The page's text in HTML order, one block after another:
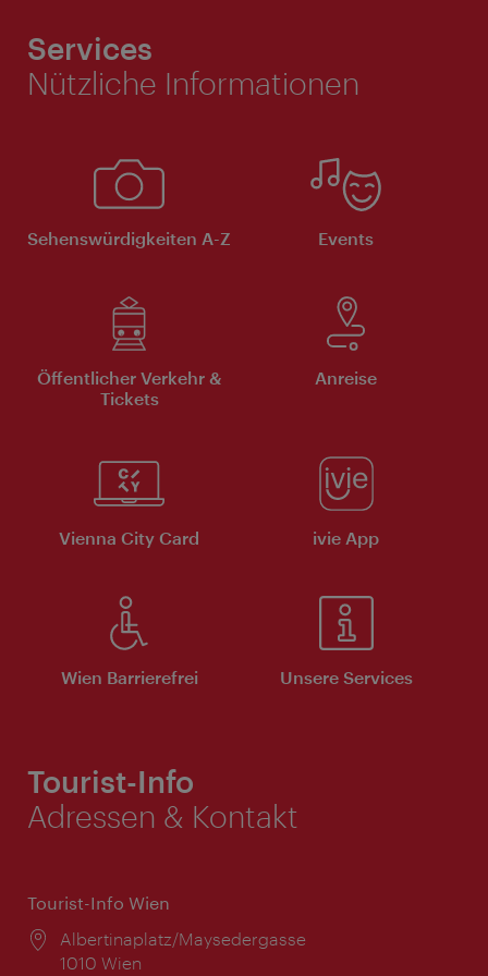
Services
Nützliche Informationen
Sehenswürdigkeiten A-Z Events
Öffentlicher Verkehr &
Tickets
Anreise
Vienna City Card ivie App
Wien Barrierefrei Unsere Services
Tourist-Info
Adressen & Kontakt
Tourist-Info Wien
Ort:
Albertinaplatz/Maysedergasse
1010 Wien